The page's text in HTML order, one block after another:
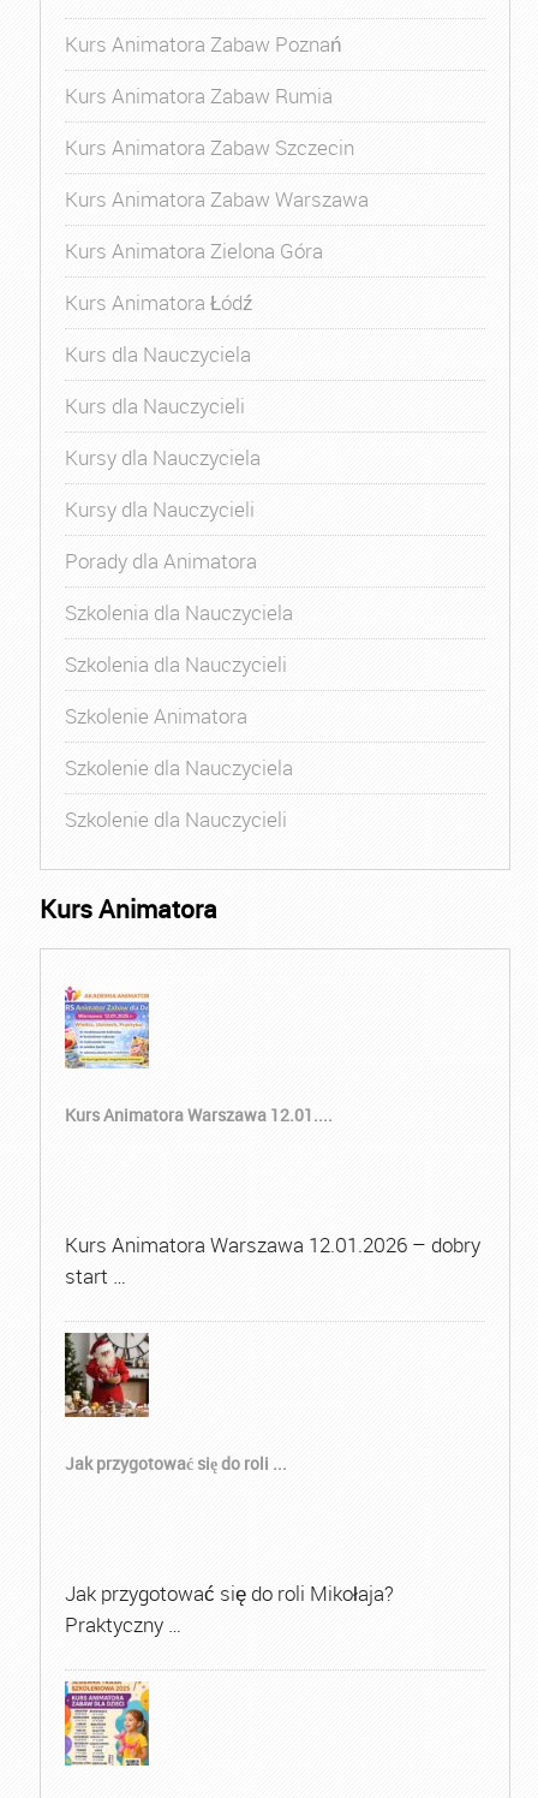
Kurs Animatora Zabaw Poznań
Kurs Animatora Zabaw Rumia
Kurs Animatora Zabaw Szczecin
Kurs Animatora Zabaw Warszawa
Kurs Animatora Zielona Góra
Kurs Animatora Łódź
Kurs dla Nauczyciela
Kurs dla Nauczycieli
Kursy dla Nauczyciela
Kursy dla Nauczycieli
Porady dla Animatora
Szkolenia dla Nauczyciela
Szkolenia dla Nauczycieli
Szkolenie Animatora
Szkolenie dla Nauczyciela
Szkolenie dla Nauczycieli
Kurs Animatora
Kurs Animatora Warszawa 12.01....
Kurs Animatora Warszawa 12.01.2026 – dobry
start …
Jak przygotować się do roli ...
Jak przygotować się do roli Mikołaja?
Praktyczny …